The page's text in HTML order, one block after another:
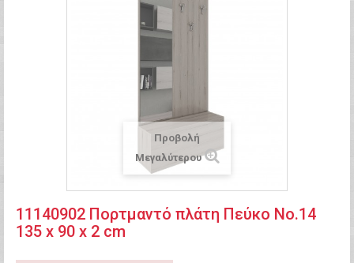
Προβολή
Μεγαλύτερου
11140902 Πορτμαντό πλάτη Πεύκο Νο.14
135 x 90 x 2 cm